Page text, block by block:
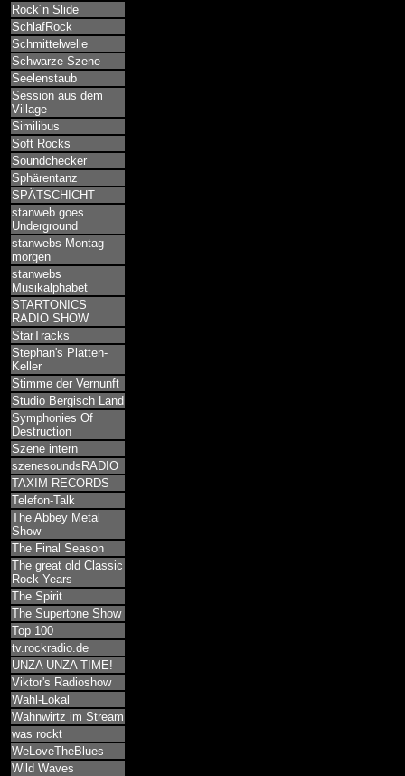
Rock´n Slide
SchlafRock
Schmittelwelle
Schwarze Szene
Seelenstaub
Session aus dem
Village
Similibus
Soft Rocks
Soundchecker
Sphärentanz
SPÄTSCHICHT
stanweb goes
Underground
stanwebs Montag-
morgen
stanwebs
Musikalphabet
STARTONICS
RADIO SHOW
StarTracks
Stephan's Platten-
Keller
Stimme der Vernunft
Studio Bergisch Land
Symphonies Of
Destruction
Szene intern
szenesoundsRADIO
TAXIM RECORDS
Telefon-Talk
The Abbey Metal
Show
The Final Season
The great old Classic
Rock Years
The Spirit
The Supertone Show
Top 100
tv.rockradio.de
UNZA UNZA TIME!
Viktor's Radioshow
Wahl-Lokal
Wahnwirtz im Stream
was rockt
WeLoveTheBlues
Wild Waves